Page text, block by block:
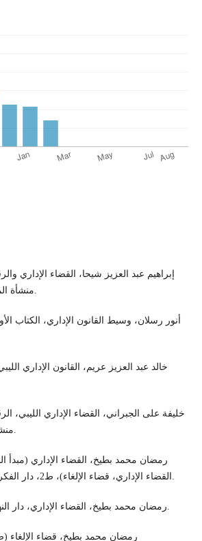
إبراهيم عبد العزيز شيحا، القضاء الإداري
منشأة المعارف بالاسكندرية،ط2.
أنور رسلان، وسيط القانون الإداري، الكتاب
خليفة على الجبراني، القضاء الإداري الليبي،
منشورات جامعة طرا بلس.
رمضان محمد بطيخ، القضاء الإداري (مبدأ
القضاء الإداري، قضاء الإلغاء)، ط2، دار الفكر العربي، القاهرة، 1998.
رمضان محمد بطيخ، القضاء الإداري، دار النهضة العربية، ط1، 1994.
رمضان محمد بطيخ، قضاء الإلغاء